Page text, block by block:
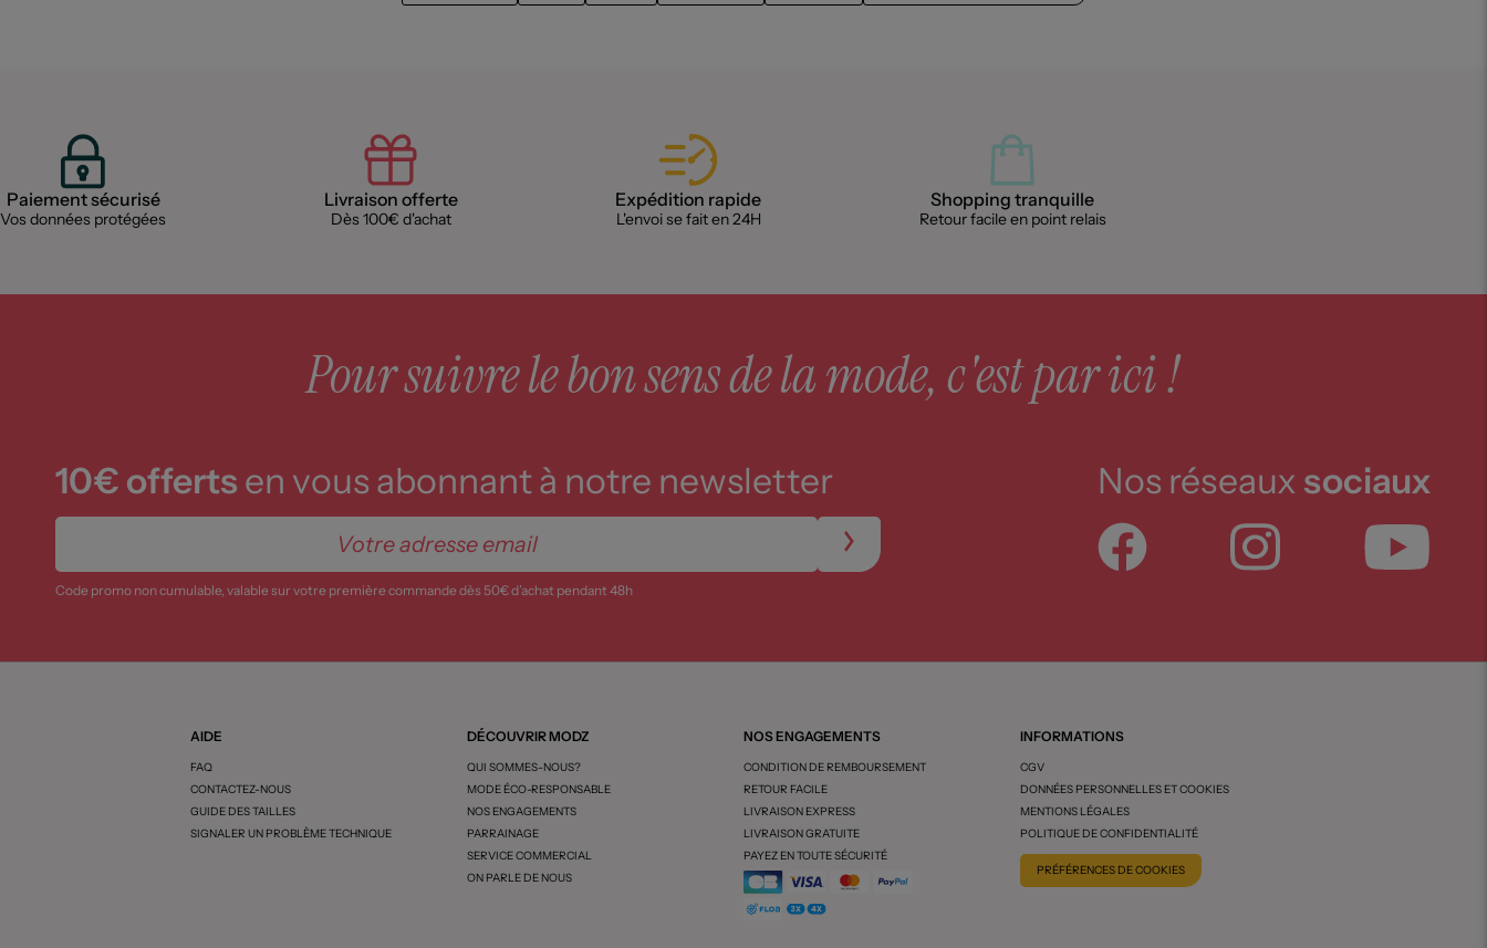
Paiement sécurisé
Vos données protégées
Livraison offerte
Dès 100€ d'achat
Expédition rapide
L'envoi se fait en 24H
Shopping tranquille
Retour facile en point relais
Pour suivre le bon sens de la mode, c'est par ici !
10€ offerts en vous abonnant à notre newsletter
Code promo non cumulable, valable sur votre première commande dès 50€ d’achat pendant 48h
Nos réseaux sociaux
AIDE
FAQ
CONTACTEZ-NOUS
GUIDE DES TAILLES
SIGNALER UN PROBLÈME TECHNIQUE
DÉCOUVRIR MODZ
QUI SOMMES-NOUS?
MODE ÉCO-RESPONSABLE
NOS ENGAGEMENTS
PARRAINAGE
SERVICE COMMERCIAL
ON PARLE DE NOUS
NOS ENGAGEMENTS
CONDITION DE REMBOURSEMENT
RETOUR FACILE
LIVRAISON EXPRESS
LIVRAISON GRATUITE
PAYEZ EN TOUTE SÉCURITÉ
INFORMATIONS
CGV
DONNÉES PERSONNELLES ET COOKIES
MENTIONS LÉGALES
POLITIQUE DE CONFIDENTIALITÉ
PRÉFÉRENCES DE COOKIES